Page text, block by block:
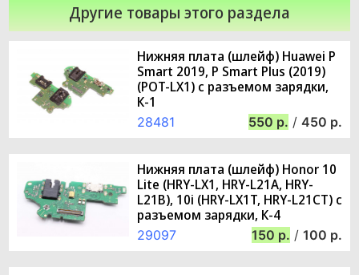
Другие товары этого раздела
Нижняя плата (шлейф) Huawei P
Smart 2019, P Smart Plus (2019)
(POT-LX1) с разъемом зарядки,
К-1
28481 550 / 450
Нижняя плата (шлейф) Honor 10
Lite (HRY-LX1, HRY-L21A, HRY-
L21B), 10i (HRY-LX1T, HRY-L21CT) с
разъемом зарядки, К-4
29097 150 / 100